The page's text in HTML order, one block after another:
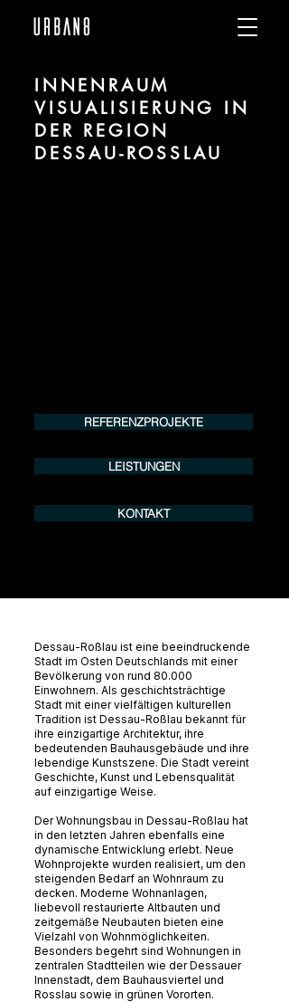
INNENRAUM
VISUALISIERUNG IN
DER REGION
DESSAU-ROSSLAU
REFERENZPROJEKTE
LEISTUNGEN
KONTAKT
Dessau-Roßlau ist eine beeindruckende
Stadt im Osten Deutschlands mit einer
Bevölkerung von rund 80.000
Einwohnern. Als geschichtsträchtige
Stadt mit einer vielfältigen kulturellen
Tradition ist Dessau-Roßlau bekannt für
ihre einzigartige Architektur, ihre
bedeutenden Bauhausgebäude und ihre
lebendige Kunstszene. Die Stadt vereint
Geschichte, Kunst und Lebensqualität
auf einzigartige Weise.
Der Wohnungsbau in Dessau-Roßlau hat
in den letzten Jahren ebenfalls eine
dynamische Entwicklung erlebt. Neue
Wohnprojekte wurden realisiert, um den
steigenden Bedarf an Wohnraum zu
decken. Moderne Wohnanlagen,
liebevoll restaurierte Altbauten und
zeitgemäße Neubauten bieten eine
Vielzahl von Wohnmöglichkeiten.
Besonders begehrt sind Wohnungen in
zentralen Stadtteilen wie der Dessauer
Innenstadt, dem Bauhausviertel und
Rosslau sowie in grünen Vororten.